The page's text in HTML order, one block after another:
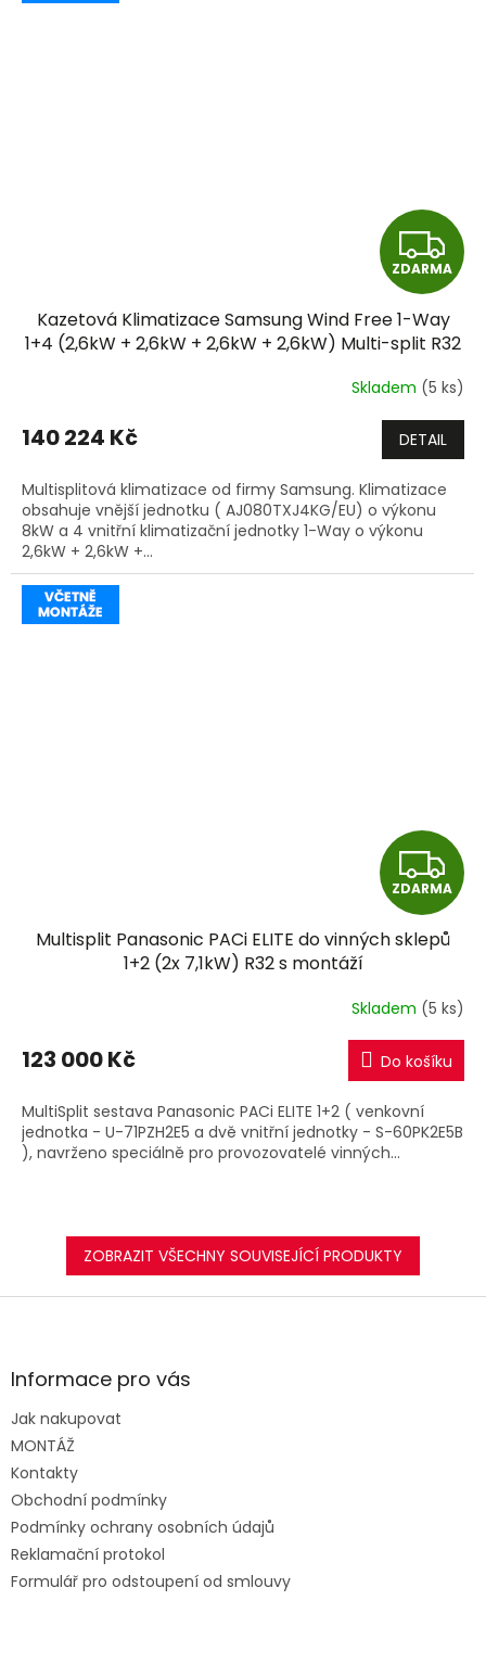
Z
D
A
R
M
A
ZDARMA
Kazetová Klimatizace Samsung Wind Free 1-Way
1+4 (2,6kW + 2,6kW + 2,6kW + 2,6kW) Multi-split R32
Skladem (5 ks)
140 224 Kč DETAIL
Multisplitová klimatizace od firmy Samsung. Klimatizace
obsahuje vnější jednotku ( AJ080TXJ4KG/EU) o výkonu
8kW a 4 vnitřní klimatizační jednotky 1-Way o výkonu
2,6kW + 2,6kW +...
Z
D
A
R
M
A
ZDARMA
Multisplit Panasonic PACi ELITE do vinných sklepů
1+2 (2x 7,1kW) R32 s montáží
Skladem (5 ks)
123 000 Kč Do košíku
MultiSplit sestava Panasonic PACi ELITE 1+2 ( venkovní
jednotka - U-71PZH2E5 a dvě vnitřní jednotky - S-60PK2E5B
), navrženo speciálně pro provozovatelé vinných...
ZOBRAZIT VŠECHNY SOUVISEJÍCÍ PRODUKTY
Z
aInformace pro vás
Jak nakupovat
MONTÁŽ
Kontakty
Obchodní podmínky
Podmínky ochrany osobních údajů
Reklamační protokol
Formulář pro odstoupení od smlouvy